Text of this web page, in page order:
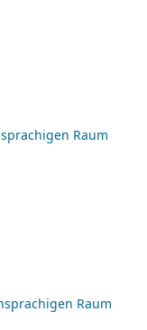
Raum
Raum